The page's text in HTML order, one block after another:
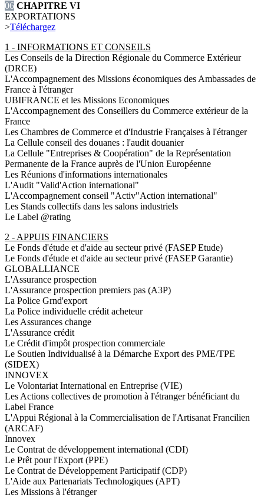
06 CHAPITRE VI
EXPORTATIONS
>Téléchargez
1 - INFORMATIONS ET CONSEILS
Les Conseils de la Direction Régionale du Commerce Extérieur
(DRCE)
L'Accompagnement des Missions économiques des Ambassades de
France à l'étranger
UBIFRANCE et les Missions Economiques
L'Accompagnement des Conseillers du Commerce extérieur de la
France
Les Chambres de Commerce et d'Industrie Françaises à l'étranger
La Cellule conseil des douanes : l'audit douanier
La Cellule "Entreprises & Coopération" de la Représentation
Permanente de la France auprès de l'Union Européenne
Les Réunions d'informations internationales
L'Audit "Valid'Action international"
L'Accompagnement conseil "Activ"Action international"
Les Stands collectifs dans les salons industriels
Le Label @rating
2 - APPUIS FINANCIERS
Le Fonds d'étude et d'aide au secteur privé (FASEP Etude)
Le Fonds d'étude et d'aide au secteur privé (FASEP Garantie)
GLOBALLIANCE
L'Assurance prospection
L'Assurance prospection premiers pas (A3P)
La Police Grnd'export
La Police individuelle crédit acheteur
Les Assurances change
L'Assurance crédit
Le Crédit d'impôt prospection commerciale
Le Soutien Individualisé à la Démarche Export des PME/TPE
(SIDEX)
INNOVEX
Le Volontariat International en Entreprise (VIE)
Les Actions collectives de promotion à l'étranger bénéficiant du
Label France
L'Appui Régional à la Commercialisation de l'Artisanat Francilien
(ARCAF)
Innovex
Le Contrat de développement international (CDI)
Le Prêt pour l'Export (PPE)
Le Contrat de Développement Participatif (CDP)
L'Aide aux Partenariats Technologiques (APT)
Les Missions à l'étranger